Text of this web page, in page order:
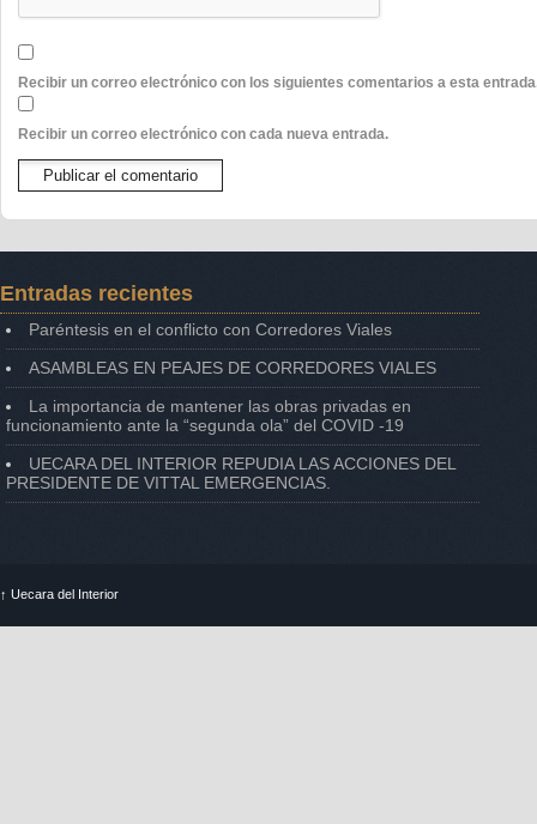
Recibir un correo electrónico con los siguientes comentarios a esta
Recibir un correo electrónico con cada nueva entrada.
Entradas recientes
Paréntesis en el conflicto con Corredores Viales
ASAMBLEAS EN PEAJES DE CORREDORES VIALES
La importancia de mantener las obras privadas en
funcionamiento ante la “segunda ola” del COVID -19
UECARA DEL INTERIOR REPUDIA LAS ACCIONES DEL
PRESIDENTE DE VITTAL EMERGENCIAS.
↑ Uecara del Interior